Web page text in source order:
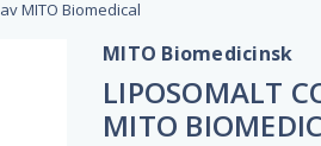
MITO Biomedical
LIPOSOMALT
MITO
MITO Biomedicinsk